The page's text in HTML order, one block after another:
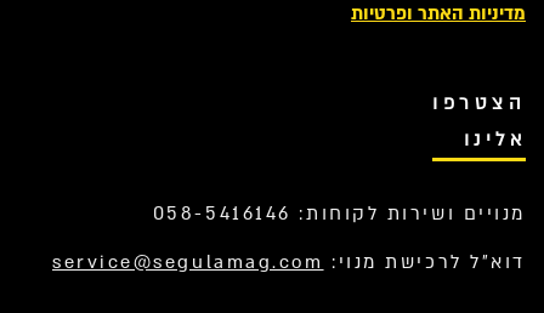
מדיניות האתר ופרטיות
הצטרפו
אלינו
מנויים ושירות לקוחות: 058-5416146
דוא”ל לרכישת מנוי: service@segulamag.com